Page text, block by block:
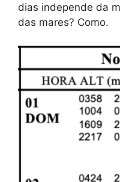
dias independe da
das mares? Como.